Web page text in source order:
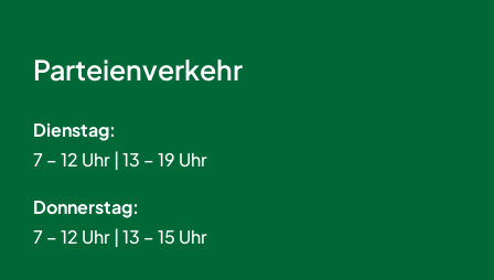
Parteienverkehr
Dienstag:
7 – 12 Uhr | 13 – 19 Uhr
Donnerstag:
7 – 12 Uhr | 13 – 15 Uhr